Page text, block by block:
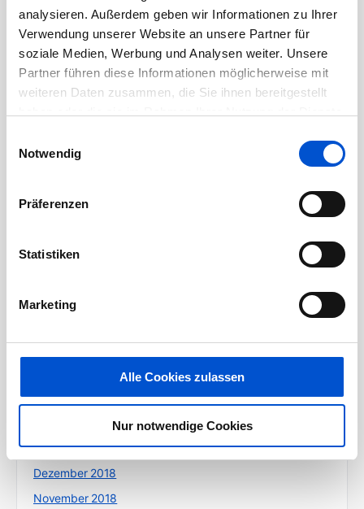
analysieren. Außerdem geben wir Informationen zu Ihrer
Verwendung unserer Website an unsere Partner für
soziale Medien, Werbung und Analysen weiter. Unsere
Partner führen diese Informationen möglicherweise mit
weiteren Daten zusammen, die Sie ihnen bereitgestellt
Notwendig
Präferenzen
Statistiken
Marketing
Alle Cookies zulassen
Nur notwendige Cookies
Juni 2020
April 2020
März 2020
Februar 2020
Mai 2019
März 2019
Januar 2019
Dezember 2018
November 2018